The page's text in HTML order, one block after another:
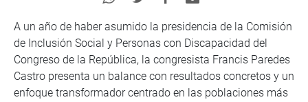
A un año de haber asumido la presidencia de la Comisión
de Inclusión Social y Personas con Discapacidad del
Congreso de la República, la congresista Francis Paredes
Castro presenta un balance con resultados concretos y un
enfoque transformador centrado en las poblaciones más